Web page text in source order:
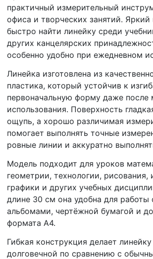
практичный измерительный
офиса и творческих занятий. Яркий
быстро найти линейку среди
других канцелярских
особенно удобно при ежедневном
Линейка изготовлена из
пластика, который устойчив к
первоначальную форму даже после
использования. Поверхность
ощупь, а хорошо различимая
помогает выполнять точные
ровные линии и аккуратно
Модель подходит для уроков
геометрии, технологии, рисования,
графики и других учебных
длине 30 см она удобна для работы
альбомами, чертёжной бумагой и
формата А4.
Гибкая конструкция делает
долговечной по сравнению с